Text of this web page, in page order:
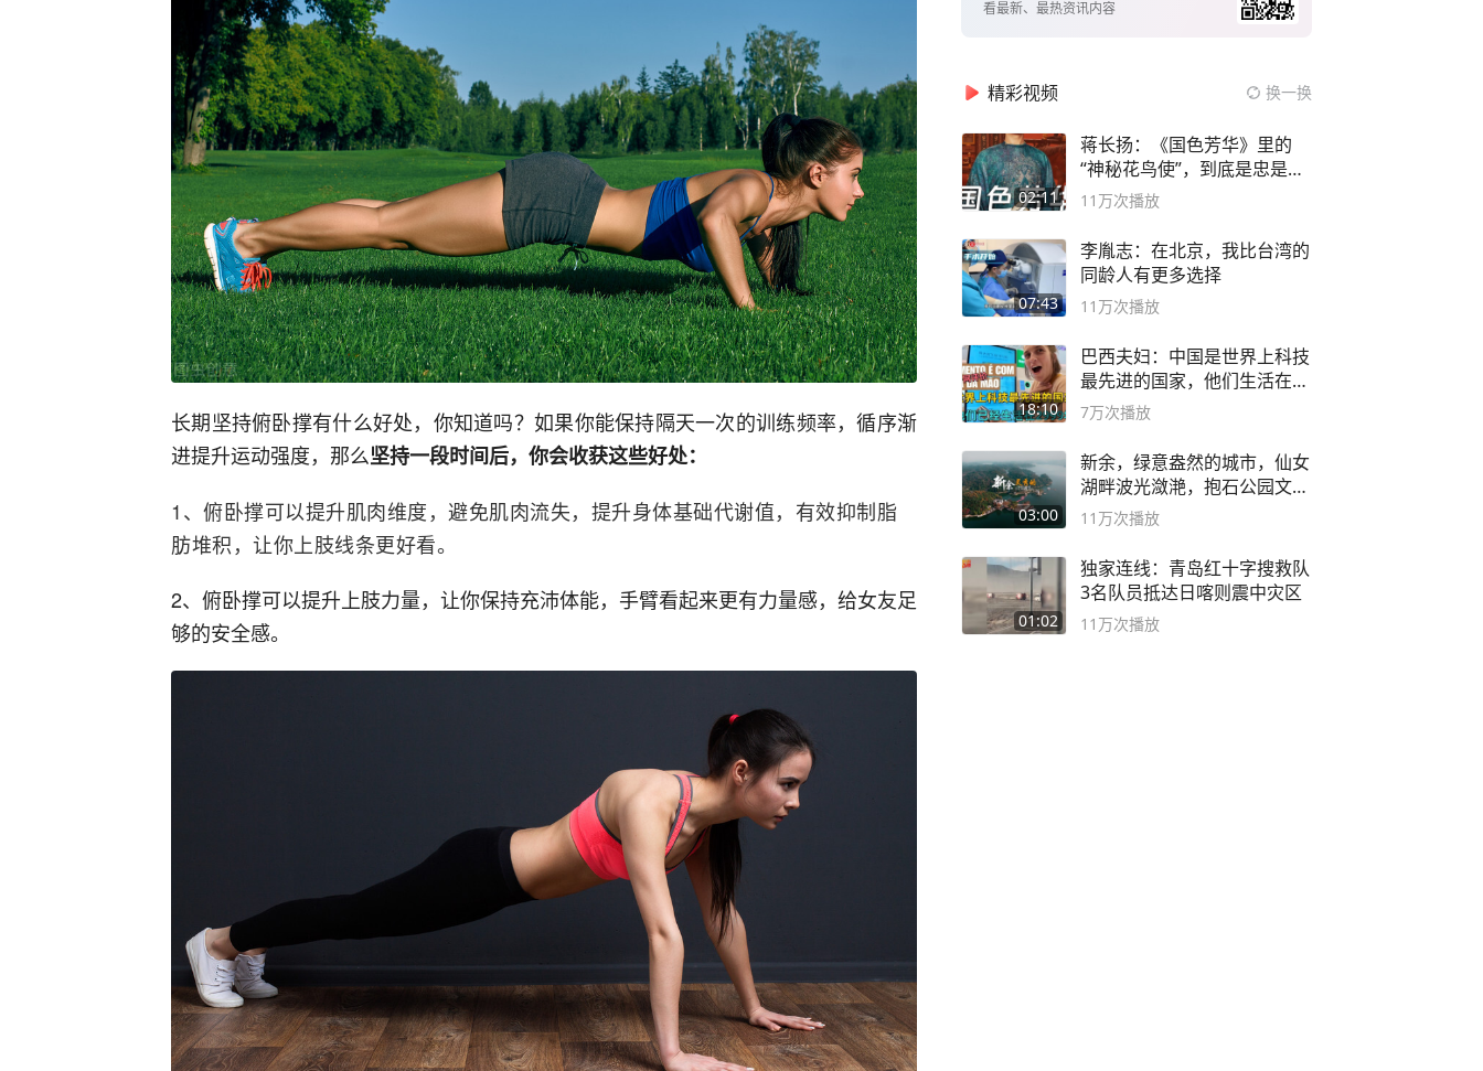
长期坚持俯卧撑有什么好处，你知道吗？如果你能保持隔天一次的训练频率，循序渐
进提升运动强度，那么坚持一段时间后，你会收获这些好处：
1、俯卧撑可以提升肌肉维度，避免肌肉流失，提升身体基础代谢值，有效抑制脂
肪堆积，让你上肢线条更好看。
2、俯卧撑可以提升上肢力量，让你保持充沛体能，手臂看起来更有力量感，给女友足
够的安全感。
看最新、最热资讯内容
精彩视频 换一换
02:11
蒋长扬：《国色芳华》里的
“神秘花鸟使”，到底是忠是
奸？
11万次播放
07:43
李胤志：在北京，我比台湾的
同龄人有更多选择
11万次播放
18:10
巴西夫妇：中国是世界上科技
最先进的国家，他们生活在
2999年
7万次播放
03:00
新余，绿意盎然的城市，仙女
湖畔波光潋滟，抱石公园文化
深邃……
11万次播放
01:02
独家连线：青岛红十字搜救队
3名队员抵达日喀则震中灾区
11万次播放